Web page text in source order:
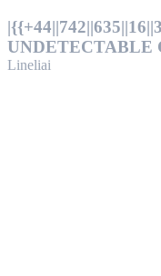
UNDETECTABLE
Lineliai